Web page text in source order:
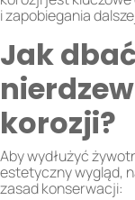
i zapobiegania
Jak
korozji?
Aby wydłużyć
estetyczny wygląd,
zasad konserwacji: